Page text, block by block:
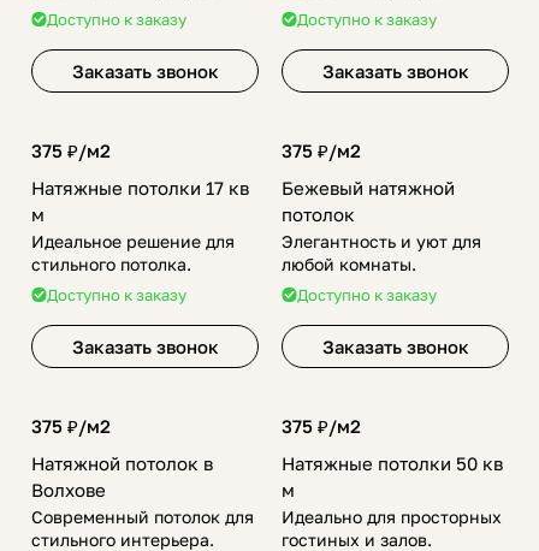
Доступно к заказу
Заказать звонок
Доступно к заказу
Заказать звонок
375 ₽/м2
Натяжные потолки 17 кв
м
Идеальное решение для
стильного потолка.
Доступно к заказу
Заказать звонок
375 ₽/м2
Бежевый натяжной
потолок
Элегантность и уют для
любой комнаты.
Доступно к заказу
Заказать звонок
375 ₽/м2
Натяжной потолок в
Волхове
Современный потолок для
стильного интерьера.
375 ₽/м2
Натяжные потолки 50 кв
м
Идеально для просторных
гостиных и залов.